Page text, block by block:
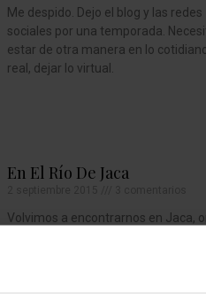
Me despido. Dejo el blog y las redes
sociales por una temporada.
estar de otra manera en lo
real, dejar lo virtual.
En El Río De Jaca
Volvimos a encontrarnos en Jaca,